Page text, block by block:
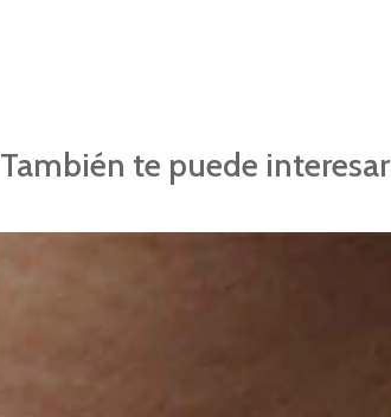
También te puede interesar